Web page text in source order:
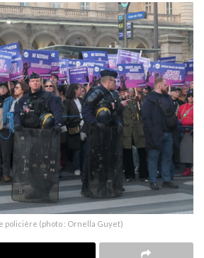
policière (photo : Ornella Guyet)